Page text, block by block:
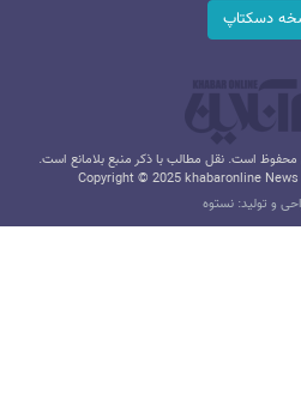
دسکتاپ
است. نقل مطالب با ذکر منبع بلامانع است.
Copyright © 2025 khabaronline
و تولید: نستوه